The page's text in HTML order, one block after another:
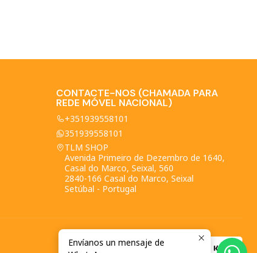
CONTACTE-NOS (CHAMADA PARA
REDE MÓVEL NACIONAL)
+351939558101
351939558101
TLM SHOP
Avenida Primeiro de Dezembro de 1640,
Casal do Marco, Seixal, 560
2840-166 Casal do Marco, Seixal
Setúbal - Portugal
Envíanos un mensaje de